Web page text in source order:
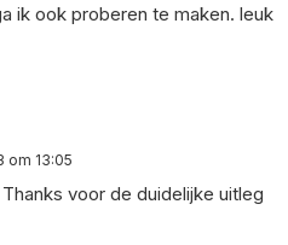
ik ook proberen te maken. leuk
om 13:05
voor de duidelijke uitleg